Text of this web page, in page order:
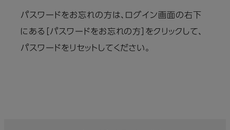
パスワードをお忘れの方は、ログイン画面の右下
にある［パスワードをお忘れの方］をクリックして、
パスワードをリセットしてください。